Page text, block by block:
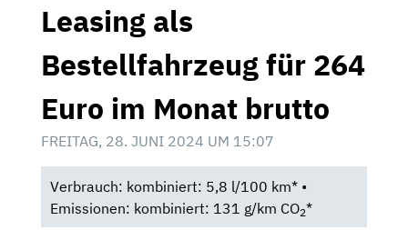
Leasing als
Bestellfahrzeug für 264
Euro im Monat brutto
FREITAG, 28. JUNI 2024 UM 15:07
Verbrauch: kombiniert: 5,8 l/100 km* •
Emissionen: kombiniert: 131 g/km CO2*